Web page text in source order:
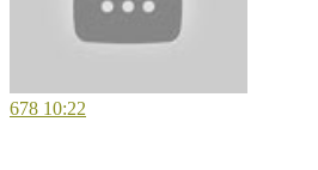
678 10:22